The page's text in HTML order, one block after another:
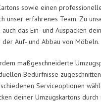
sowie einen
unser erfahrenes Team. Zu
das Ein- und Auspacken
Auf- und Abbau von Möbeln.
maßgeschneiderte
Bedürfnisse zugeschnitten
Serviceoptionen
deiner Umzugskartons